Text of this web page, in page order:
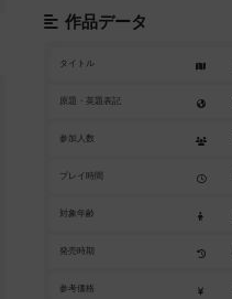
作品データ
タイトル
原題・英題表記
参加人数
プレイ時間
対象年齢
発売時期
参考価格